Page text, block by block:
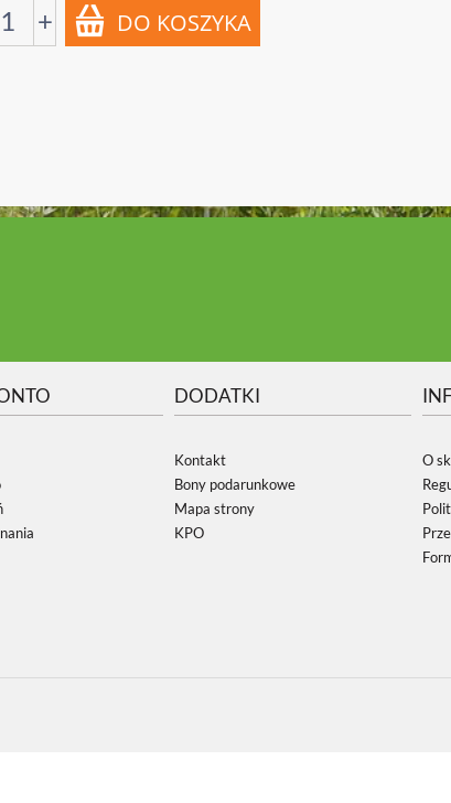
+
DODATKI
Kontakt
Bony podarunkowe
Mapa strony
KPO
O